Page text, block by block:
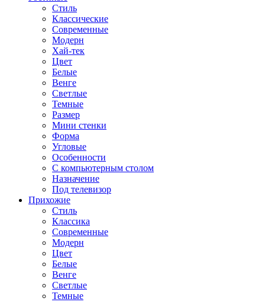
Стиль
Классические
Современные
Модерн
Хай-тек
Цвет
Белые
Венге
Светлые
Темные
Размер
Мини стенки
Форма
Угловые
Особенности
С компьютерным столом
Назначение
Под телевизор
Прихожие
Стиль
Классика
Современные
Модерн
Цвет
Белые
Венге
Светлые
Темные